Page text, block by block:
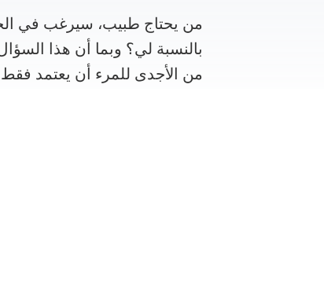
من يحتاج طبيب، سيرغب في
بالنسبة لي؟ وبما أن هذا
من الأجدى للمرء أن يعتمد